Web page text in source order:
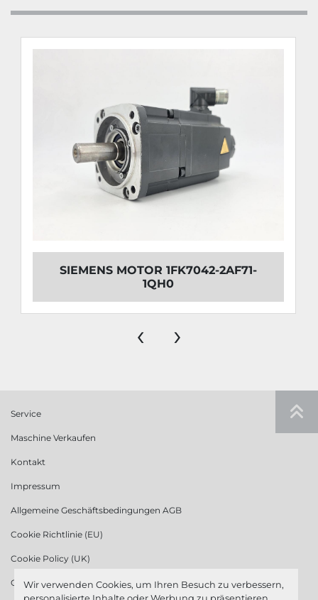
Wir verwenden Cookies, um Ihren Besuch zu verbessern,
SIEMENS MOTOR 1FK7042-2AF71-
1QH0
‹ ›
Service
Maschine Verkaufen
Kontakt
Impressum
Allgemeine Geschäftsbedingungen AGB
Cookie Richtlinie (EU)
Cookie Policy (UK)
Cookie Richtlinie (US)